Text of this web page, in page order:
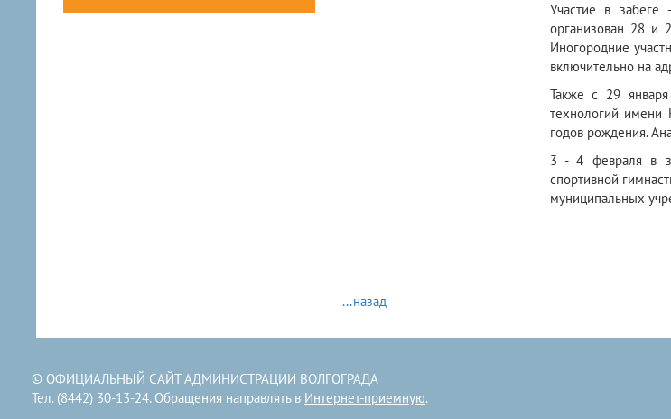
Участие в забеге
организован 28
Иногородние
включительно на
Также с 29
технологий имени
годов рождения.
3 - 4 февраля в
спортивной
муниципальных
...назад
© ОФИЦИАЛЬНЫЙ САЙТ АДМИНИСТРАЦИИ ВОЛГОГРАДА
Тел. (8442) 30-13-24. Обращения направлять в Интернет-приемную.